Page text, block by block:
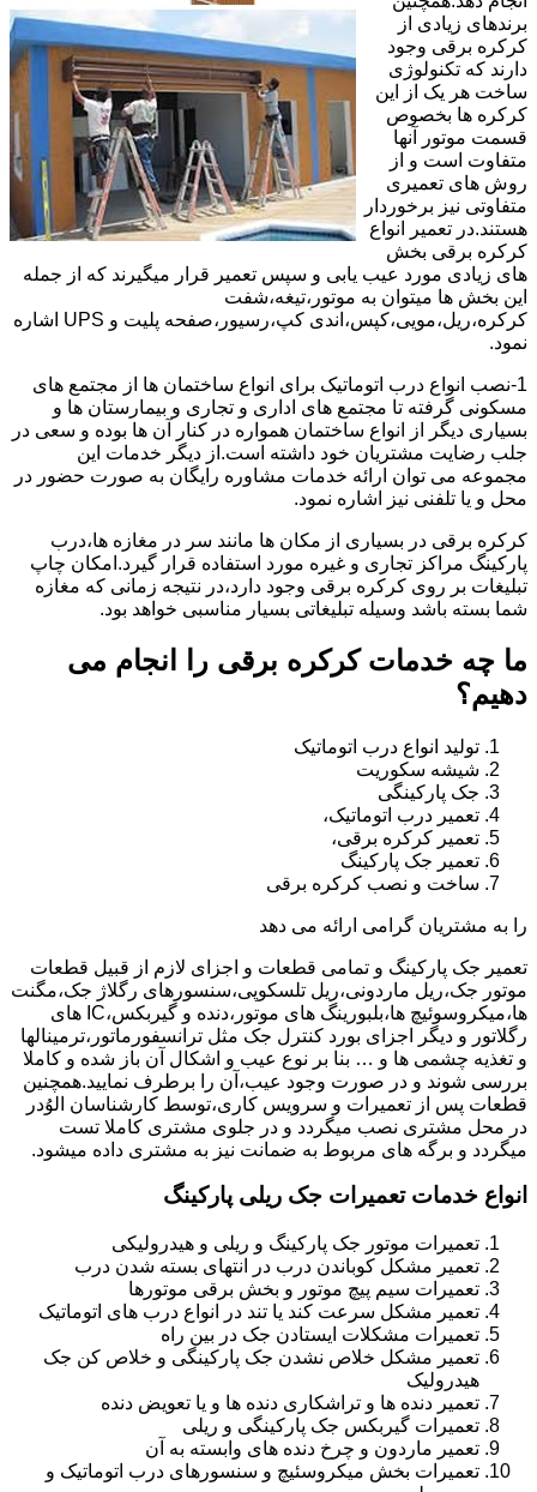
برندهای زیادی از
کرکره برقی وجود
دارند که تکنولوژی
ساخت هر یک از این
کرکره ها بخصوص
قسمت موتور آنها
متفاوت است و از
روش های تعمیری
متفاوتی نیز برخوردار
هستند.در تعمیر انواع
کرکره برقی بخش
های زیادی مورد عیب یابی و سپس تعمیر قرار میگیرند که از جمله
این بخش ها میتوان به موتور،تیغه،شفت
کرکره،ریل،مویی،کپس،اندی کپ،رسیور،صفحه پلیت و UPS اشاره
نمود.
1-نصب انواع درب اتوماتیک برای انواع ساختمان ها از مجتمع های
مسکونی گرفته تا مجتمع های اداری و تجاری و بیمارستان ها و
بسیاری دیگر از انواع ساختمان همواره در کنار آن ها بوده و سعی در
جلب رضایت مشتریان خود داشته است.از دیگر خدمات این
مجموعه می توان ارائه خدمات مشاوره رایگان به صورت حضور در
محل و یا تلفنی نیز اشاره نمود.
کرکره برقی در بسیاری از مکان ها مانند سر در مغازه ها،درب
پارکینگ مراکز تجاری و غیره مورد استفاده قرار گیرد.امکان چاپ
تبلیغات بر روی کرکره برقی وجود دارد،در نتیجه زمانی که مغازه
شما بسته باشد وسیله تبلیغاتی بسیار مناسبی خواهد بود.
ما چه خدمات کرکره برقی را انجام می
دهیم؟
تولید انواع درب اتوماتیک
شیشه سکوریت
جک پارکینگی
تعمیر درب اتوماتیک،
تعمیر کرکره برقی،
تعمیر جک پارکینگ
ساخت و نصب کرکره برقی
را به مشتریان گرامی ارائه می دهد
تعمیر جک پارکینگ و تمامی قطعات و اجزای لازم از قبیل قطعات
موتور جک،ریل ماردونی،ریل تلسکوپی،سنسورهای رگلاژ جک،مگنت
ها،میکروسوئیچ ها،بلبورینگ های موتور،دنده و گیربکس،IC های
رگلاتور و دیگر اجزای بورد کنترل جک مثل ترانسفورماتور،ترمینالها
و تغذیه چشمی ها و … بنا بر نوع عیب و اشکال آن باز شده و کاملا
بررسی شوند و در صورت وجود عیب،آن را برطرف نمایید.همچنین
قطعات پس از تعمیرات و سرویس کاری،توسط کارشناسان الوُدر
در محل مشتری نصب میگردد و در جلوی مشتری کاملا تست
میگردد و برگه های مربوط به ضمانت نیز به مشتری داده میشود.
انواع خدمات تعمیرات جک ریلی پارکینگ
تعمیرات موتور جک پارکینگ و ریلی و هیدرولیکی
تعمیر مشکل کوباندن درب در انتهای بسته شدن درب
تعمیرات سیم پیچ موتور و بخش برقی موتورها
تعمیر مشکل سرعت کند یا تند در انواع درب های اتوماتیک
تعمیرات مشکلات ایستادن جک در بین راه
تعمیر مشکل خلاص نشدن جک پارکینگی و خلاص کن جک
هیدرولیک
تعمیر دنده ها و تراشکاری دنده ها و یا تعویض دنده
تعمیرات گیربکس جک پارکینگی و ریلی
تعمیر ماردون و چرخ دنده های وابسته به آن
تعمیرات بخش میکروسئیچ و سنسورهای درب اتوماتیک و